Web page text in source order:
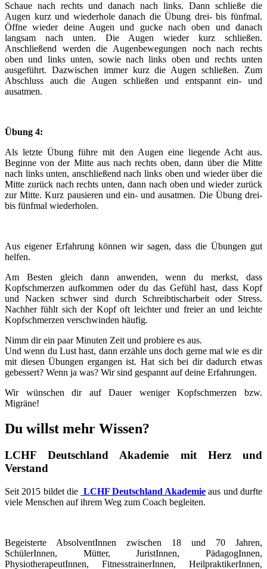
Schaue nach rechts und danach nach links. Dann schließe die
Augen kurz und wiederhole danach die Übung drei- bis fünfmal.
Öffne wieder deine Augen und gucke nach oben und danach
langsam nach unten. Die Augen wieder kurz schließen.
Anschließend werden die Augenbewegungen noch nach rechts
oben und links unten, sowie nach links oben und rechts unten
ausgeführt. Dazwischen immer kurz die Augen schließen. Zum
Abschluss auch die Augen schließen und entspannt ein- und
ausatmen.
Übung 4:
Als letzte Übung führe mit den Augen eine liegende Acht aus.
Beginne von der Mitte aus nach rechts oben, dann über die Mitte
nach links unten, anschließend nach links oben und wieder über die
Mitte zurück nach rechts unten, dann nach oben und wieder zurück
zur Mitte. Kurz pausieren und ein- und ausatmen. Die Übung drei-
bis fünfmal wiederholen.
Aus eigener Erfahrung können wir sagen, dass die Übungen gut
helfen.
Am Besten gleich dann anwenden, wenn du merkst, dass
Kopfschmerzen aufkommen oder du das Gefühl hast, dass Kopf
und Nacken schwer sind durch Schreibtischarbeit oder Stress.
Nachher fühlt sich der Kopf oft leichter und freier an und leichte
Kopfschmerzen verschwinden häufig.
Nimm dir ein paar Minuten Zeit und probiere es aus.
Und wenn du Lust hast, dann erzähle uns doch gerne mal wie es dir
mit diesen Übungen ergangen ist. Hat sich bei dir dadurch etwas
gebessert? Wenn ja was? Wir sind gespannt auf deine Erfahrungen.
Wir wünschen dir auf Dauer weniger Kopfschmerzen bzw.
Migräne!
Du willst mehr Wissen?
LCHF Deutschland Akademie mit Herz und
Verstand
Seit 2015 bildet die LCHF Deutschland Akademie aus und durfte
viele Menschen auf ihrem Weg zum Coach begleiten.
Begeisterte AbsolventInnen zwischen 18 und 70 Jahren,
SchülerInnen, Mütter, JuristInnen, PädagogInnen,
PhysiotherapeutInnen, FitnesstrainerInnen, HeilpraktikerInnen,